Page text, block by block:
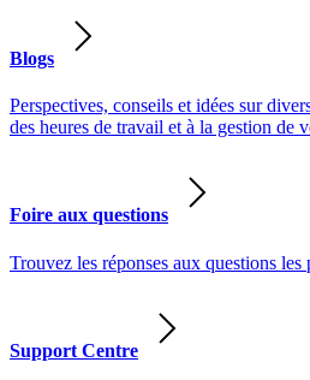
Blogs
Perspectives, conseils et idées sur
des heures de travail et à la gestion de
Foire aux questions
Trouvez les réponses aux questions les
Support Centre